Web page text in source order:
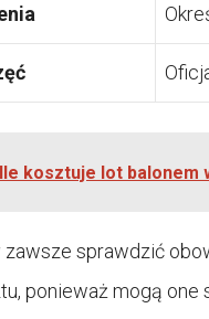
Ile kosztuje lot balonem
zawsze sprawdzić
ponieważ mogą one